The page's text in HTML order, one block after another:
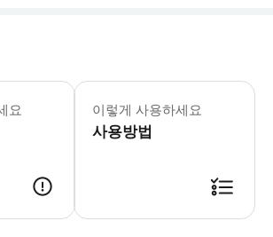
요 이렇게 사용하세요
사용방법